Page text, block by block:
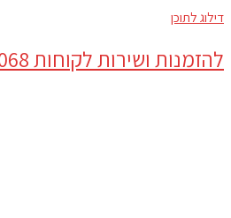
דילוג לתוכן
להזמנות ושירות לקוחות 058-4996068